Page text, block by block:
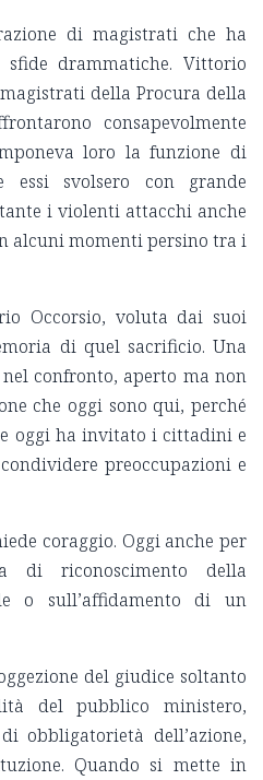
di magistrati che ha
drammatiche. Vittorio
della Procura della
consapevolmente
loro la funzione di
essi svolsero con grande
i violenti attacchi anche
alcuni momenti persino tra i
Occorsio, voluta dai suoi
di quel sacrificio. Una
confronto, aperto ma non
che oggi sono qui, perché
e oggi ha invitato i cittadini e
preoccupazioni e
coraggio. Oggi anche per
di riconoscimento della
o sull’affidamento di un
del giudice soltanto
del pubblico ministero,
obbligatorietà dell’azione,
Quando si mette in